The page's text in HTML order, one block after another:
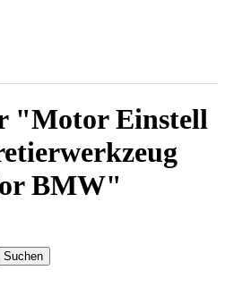
"Motor Einstell
BMW"
Suchen